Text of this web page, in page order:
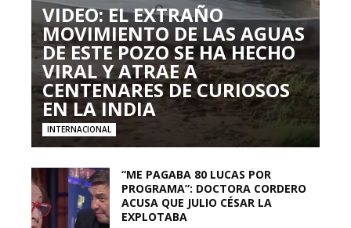
VIDEO: EL EXTRAÑO
MOVIMIENTO DE LAS AGUAS
DE ESTE POZO SE HA HECHO
VIRAL Y ATRAE A
CENTENARES DE CURIOSOS
EN LA INDIA
INTERNACIONAL
“ME PAGABA 80 LUCAS POR
PROGRAMA”: DOCTORA CORDERO
ACUSA QUE JULIO CÉSAR LA
EXPLOTABA